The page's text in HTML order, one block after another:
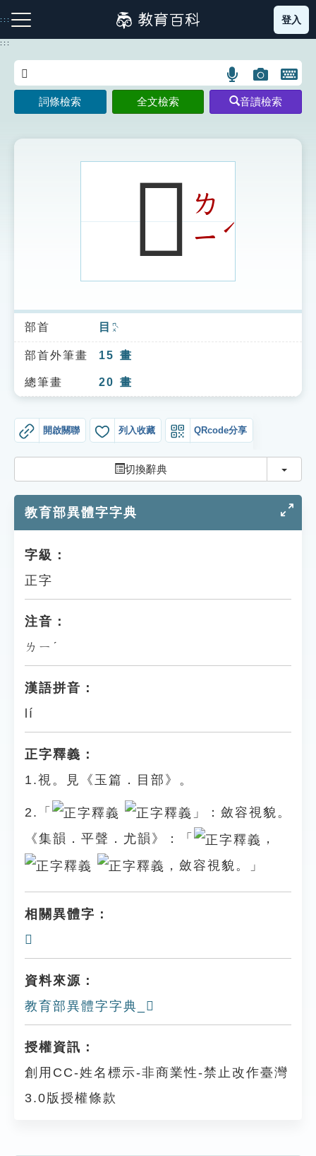
到
主
:::
注音索引圖示 筆畫索引圖示 部首索引表圖示
索引選單
知識索引
單字索引
貓頭鷹博士
登入
:::
語
言
搜
示
圖
片
搜
開
鍵
圖
詞條檢索 全文檢索 音讀檢索
𥌛ㄌ
ㄧˊ
部首 目 ㄇㄨˋ
部首外筆畫 15 畫
總筆畫 20 畫
開啟關聯 列入收藏 QRcode分享
切換辭典 切換
教育部異體字字典
字級：
正字
注音：
ㄌㄧˊ
漢語拼音：
lí
正字釋義：
1.視。見《玉篇．目部》。
2.「
」：斂容視貌。
《集韻．平聲．尤韻》：「
，
，斂容視貌。」
相關異體字：
𥊈
資料來源：
教育部異體字字典_𥌛
授權資訊：
創用CC-姓名標示-非商業性-禁止改作臺灣
3.0版授權條款